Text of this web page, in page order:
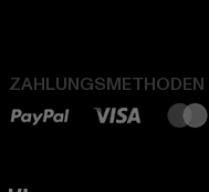
ZAHLUNGSMETHODEN